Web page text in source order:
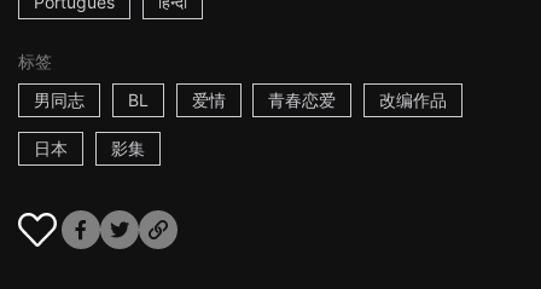
标签
男同志
BL 爱情 青春恋爱 改编作品
日本 影集